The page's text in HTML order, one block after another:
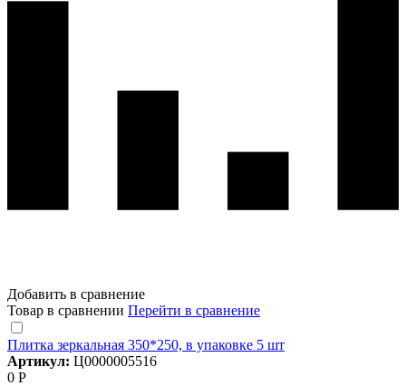
Добавить в сравнение
Товар в сравнении Перейти в сравнение
Плитка зеркальная 350*250, в упаковке 5 шт
Артикул: Ц0000005516
0 Р